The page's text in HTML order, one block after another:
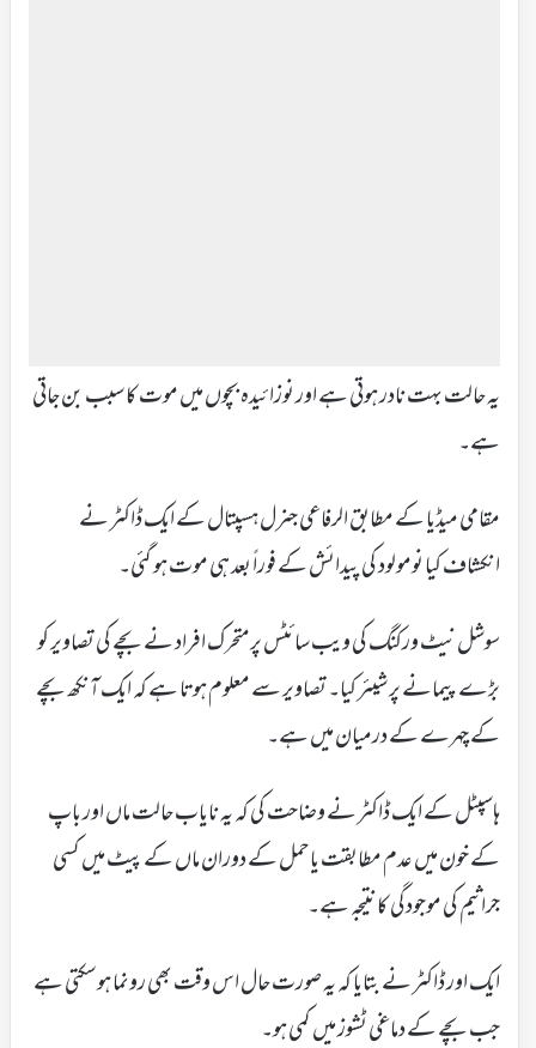
یہ حالت بہت نادر ہوتی ہے اور نوزائیدہ بچوں میں موت کا سبب بن جاتی
ہے۔
مقامی میڈیا کے مطابق الرفاعی جنرل ہسپتال کے ایک ڈاکٹر نے
انکشاف کیا نومولود کی پیدائش کے فوراً بعد ہی موت ہو گئی۔
سوشل نیٹ ورکنگ کی ویب سائٹس پر متحرک افراد نے بچے کی تصاویر کو
بڑے پیمانے پر شیئر کیا۔ تصاویر سے معلوم ہوتا ہے کہ ایک آنکھ بچے
کے چہرے کے درمیان میں ہے۔
ہاسپٹل کے ایک ڈاکٹر نے وضاحت کی کہ یہ نایاب حالت ماں اور باپ
کے خون میں عدم مطابقت یا حمل کے دوران ماں کے پیٹ میں کسی
جراثیم کی موجودگی کا نتیجہ ہے۔
ایک اور ڈاکٹر نے بتایا کہ یہ صورت حال اس وقت بھی رونما ہوسکتی ہے
جب بچے کے دماغی ٹشوز میں کمی ہو۔